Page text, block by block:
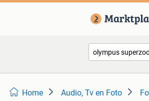
Home Audio, Tv en Foto